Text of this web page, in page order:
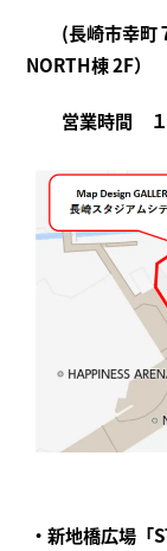
(長崎市幸町
NORTH棟 2F）
営業時間 １
・新地橋広場「